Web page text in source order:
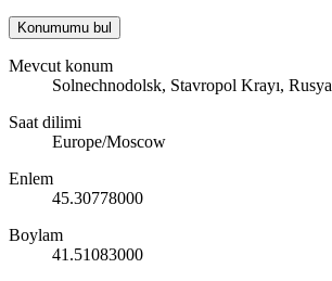
Konumumu bul
Mevcut konum
Solnechnodolsk, Stavropol Krayı, Rusya
Saat dilimi
Europe/Moscow
Enlem
45.30778000
Boylam
41.51083000